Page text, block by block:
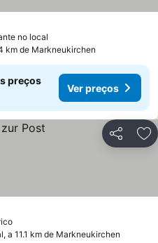
no local
km de Markneukirchen
preços
Ver preços
Partilhar
a 11.1 km de Markneukirchen